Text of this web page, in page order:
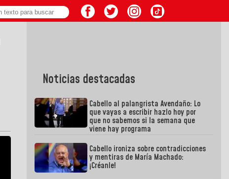
Noticias destacadas
Cabello al palangrista Avendaño: Lo
que vayas a escribir hazlo hoy por
que no sabemos si la semana que
viene hay programa
Cabello ironiza sobre contradicciones
y mentiras de María Machado:
¡Créanle!